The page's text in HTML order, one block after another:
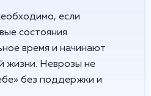
если
состояния
время и начинают
жизни. Неврозы не
без поддержки и